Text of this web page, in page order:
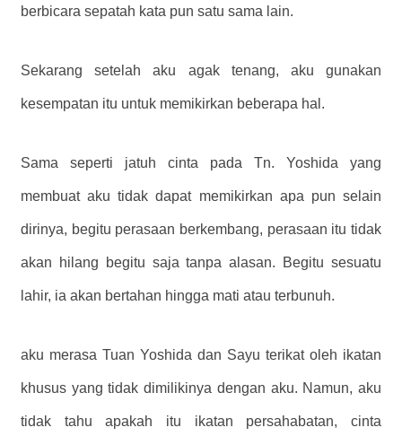
berbicara sepatah kata pun satu sama lain.
Sekarang setelah aku agak tenang, aku gunakan
kesempatan itu untuk memikirkan beberapa hal.
Sama seperti jatuh cinta pada Tn. Yoshida yang
membuat aku tidak dapat memikirkan apa pun selain
dirinya, begitu perasaan berkembang, perasaan itu tidak
akan hilang begitu saja tanpa alasan. Begitu sesuatu
lahir, ia akan bertahan hingga mati atau terbunuh.
aku merasa Tuan Yoshida dan Sayu terikat oleh ikatan
khusus yang tidak dimilikinya dengan aku. Namun, aku
tidak tahu apakah itu ikatan persahabatan, cinta